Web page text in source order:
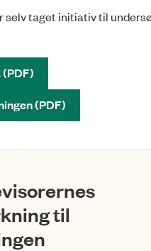
selv taget initiativ til
(PDF)
til